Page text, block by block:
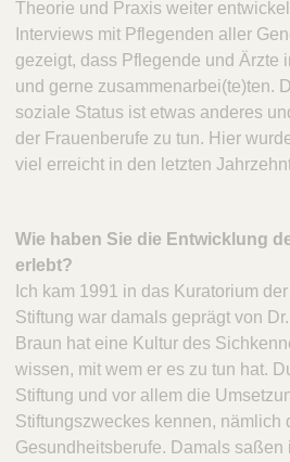
Theorie und Praxis weiter
Interviews mit Pflegenden aller
gezeigt, dass Pflegende und Ärzte
und gerne zusammenarbei(te)ten.
soziale Status ist etwas anderes
der Frauenberufe zu tun. Hier
viel erreicht in den letzten
Wie haben Sie die Entwicklung
erlebt?
Ich kam 1991 in das Kuratorium
Stiftung war damals geprägt von
Braun hat eine Kultur des
wissen, mit wem er es zu tun hat.
Stiftung und vor allem die
Stiftungszweckes kennen, nämlich
Gesundheitsberufe. Damals saßen